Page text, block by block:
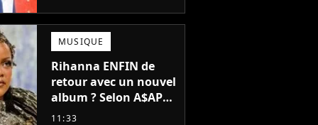
propre série
MUSIQUE
Rihanna ENFIN de
retour avec un nouvel
album ? Selon A$AP
Rocky, "c'est du
11:33